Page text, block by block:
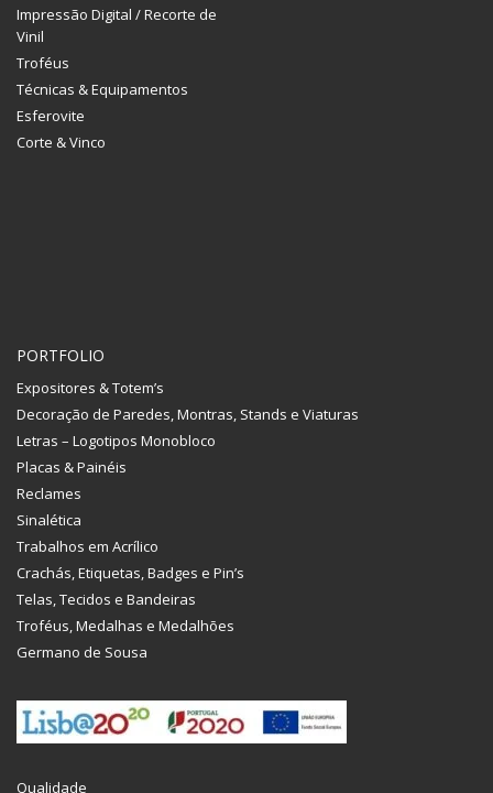
Impressão Digital / Recorte de
Vinil
Troféus
Técnicas & Equipamentos
Esferovite
Corte & Vinco
PORTFOLIO
Expositores & Totem’s
Decoração de Paredes, Montras, Stands e Viaturas
Letras – Logotipos Monobloco
Placas & Painéis
Reclames
Sinalética
Trabalhos em Acrílico
Crachás, Etiquetas, Badges e Pin’s
Telas, Tecidos e Bandeiras
Troféus, Medalhas e Medalhões
Germano de Sousa
Qualidade